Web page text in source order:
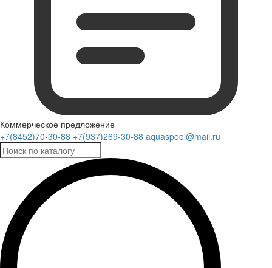
Коммерческое предложение
+7(8452)70-30-88 +7(937)269-30-88 aquaspool@mail.ru